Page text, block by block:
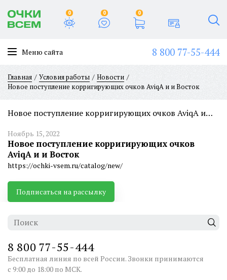
0 0 0
Меню сайта 8 800 77-55-444
Главная Условия работы
Новости
Новое поступление корригирующих очков AviqA и и Восток
Новое поступление корригирующих очков AviqA и и Восток
Ноябрь 15, 2022
Новое поступление корригирующих очков
AviqA и и Восток
https://ochki-vsem.ru/catalog/new/
Подписаться на рассылку
8 800 77-55-444
Бесплатная линия по всей России. Звонки принимаются
с 9:00 до 18:00 по МСК.